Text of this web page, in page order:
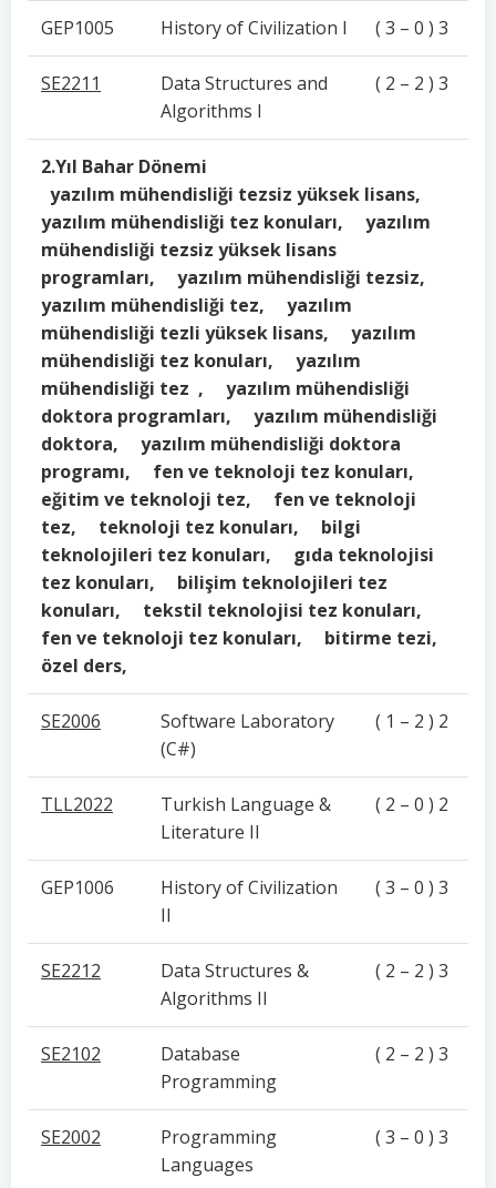
GEP1005 History of Civilization I ( 3 – 0 ) 3
SE2211
Data Structures and
Algorithms I
( 2 – 2 ) 3
2.Yıl Bahar Dönemi
yazılım mühendisliği tezsiz yüksek lisans,
yazılım mühendisliği tez konuları, yazılım
mühendisliği tezsiz yüksek lisans
programları, yazılım mühendisliği tezsiz,
yazılım mühendisliği tez, yazılım
mühendisliği tezli yüksek lisans, yazılım
mühendisliği tez konuları, yazılım
mühendisliği tez , yazılım mühendisliği
doktora programları, yazılım mühendisliği
doktora, yazılım mühendisliği doktora
programı, fen ve teknoloji tez konuları,
eğitim ve teknoloji tez, fen ve teknoloji
tez, teknoloji tez konuları, bilgi
teknolojileri tez konuları, gıda teknolojisi
tez konuları, bilişim teknolojileri tez
konuları, tekstil teknolojisi tez konuları,
fen ve teknoloji tez konuları, bitirme tezi,
özel ders,
SE2006
Software Laboratory
(C#)
( 1 – 2 ) 2
TLL2022
Turkish Language &
Literature II
( 2 – 0 ) 2
GEP1006
History of Civilization
II
( 3 – 0 ) 3
SE2212
Data Structures &
Algorithms II
( 2 – 2 ) 3
SE2102
Database
Programming
( 2 – 2 ) 3
SE2002
Programming
Languages
( 3 – 0 ) 3